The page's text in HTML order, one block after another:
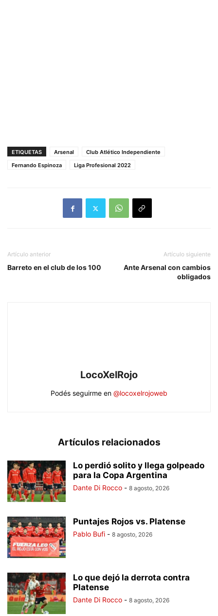
ETIQUETAS Arsenal
Club Atlético Independiente
Fernando Espinoza
Liga Profesional 2022
Artículo anterior
Barreto en el club de los 100
Artículo siguiente
Ante Arsenal con cambios
obligados
LocoXelRojo
Podés seguirme en @locoxelrojoweb
Artículos relacionados
Lo perdió solito y llega golpeado
para la Copa Argentina
Dante Di Rocco - 8 agosto, 2026
Puntajes Rojos vs. Platense
Pablo Bufi - 8 agosto, 2026
Lo que dejó la derrota contra
Platense
Dante Di Rocco - 8 agosto, 2026